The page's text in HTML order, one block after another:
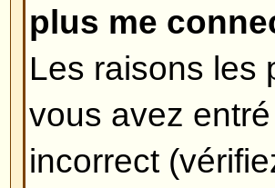
Revenir en haut
Ma langue n'est
Les raisons les plus
l'administrateur n'a
forum, ou que soit